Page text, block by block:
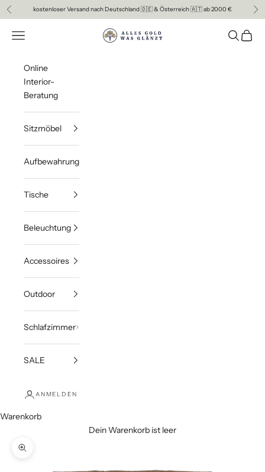
Zum Inhalt springen
Zurück kostenloser Versand nach Deutschland 🇩🇪 & Österreich 🇦🇹 ab 2000 € Vor
ALLES GOLD WAS GLAENZT
Menü Suchen
Online
Interior-
Beratung
Sitzmöbel
Aufbewahrung
Tische
Beleuchtung
Accessoires
Outdoor
Schlafzimmer
SALE
ANMELDEN
Warenkorb
Dein Warenkorb ist leer
Bild vergrößern